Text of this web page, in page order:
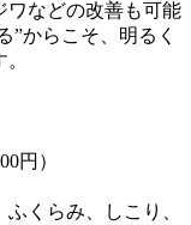
ワなどの改善も可能
”からこそ、明るく
円）
くらみ、しこり、